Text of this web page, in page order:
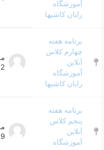
منصور کاشیها
22 مهر 1402
منصور کاشیها
29 مهر 1402